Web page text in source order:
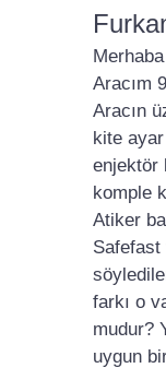
Merhaba
Aracım
Aracın
kite
enjektör
komple
Atiker
Safefast
farkı o
mudur?
uygun